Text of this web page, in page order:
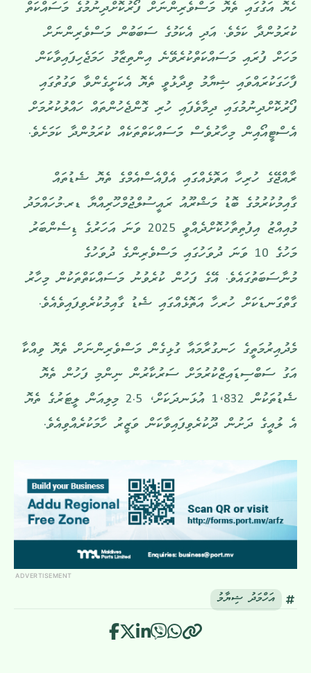
ހެޔޮ އަގުގައި ތެޔޮ މަސްވެރިންނަށް ފޯރުކޮށްދިނުމުގެ މަސައްކަތް
ކުރަމުންދާ ކަމެވެ. އަދި އެކަމުގެ ސަބަބުން މަސްވެރިންނަށް
މަހަށް ފުރައި މަސައްކަތްކުރެވޭނެ އިންތިޒާމު ހަމަޖެހިފައިވާކަން
ފާހަގަކުރައްވައި ޝިޔާމު ވިދާޅުވީ ތެޔޮ އެކަށީގެންވާ ވަގުތުގައި
ފޯރުކޮށްދިނުމުގައި ދިމާވެފައި ހުރި ގޮންޖެހުންތައް ހައްލުކުރުމަށް
އެސްޓީއޯއިން މިހާރުވެސް މަަސައްކަތްތަކެއް ކުރަމުންދާ ކަމަށެވެ.
ރާއްޖޭގެ ހުރިހާ އަތޮޅެއްގަައި އެފްއެސްއެމްގެ ތެޔޮ ޝެޑުތައް
ގާއިމުކުރުމުގެ ބޮޑު މަޝްރޫއު ރައީސުލްޖުމްހޫރިއްޔާ ޑރ.މުހައްމަދު
މުއިއްޒު އިފުތިތާހުކޮށްދެއްވީ 2025 ވަނަ އަހަރުގެ ޑިސެންބަރު
މަހުގެ 10 ވަނަ ދުވަހުގައި މަސްވެރިންގެ ދުވަހުގެ
މުނާސަބަތުގައެވެ. އޭގެ ފަހުން ކުރެވުނު މަސައްކަތްތަކުން މިހާރު
ގާތްގަނޑަކަށް ހުރހާ އަތޮޅެއްގައި ޝެޑު ގާއިމުކުރެވިފައިވެއެވެ.
މެދުއިރުމަތީގެ ހަނގުރާމައާ ގުޅިގެން މަސްވެރިންނަށް ތެޔޮ ވިއްކާ
އަގު ސަބްސިޑައިޒްކުރުމަށް ސަރުކާރުން ނިންމި ފަހުން ތެޔޮ
ޝެޑުތަކުން 1،832 އުޅަނދަކަށް، 2.5 މިލިއަން ލީޓަރުގެ ތެޔޮ
އެ ލުއީގެ ދަށުން ދޫކުރެވިފައިވާކަން ވަޒީރު ހާމަކުރެއްވިއެވެ.
ADVERTISEMENT
އަހްމަދު ޝިޔާމު